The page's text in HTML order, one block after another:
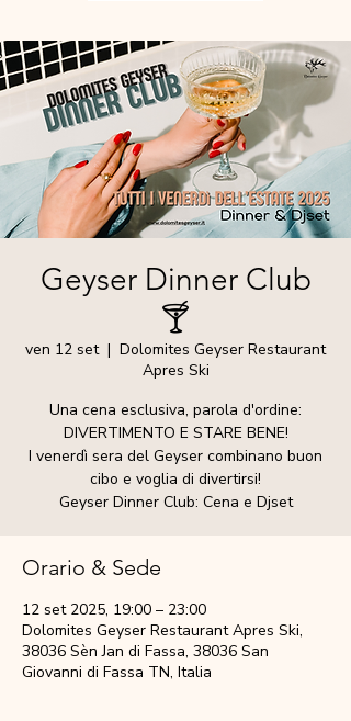
Geyser Dinner Club
🍸
ven 12 set
  |
Dolomites Geyser Restaurant
Apres Ski
Una cena esclusiva, parola d'ordine:
DIVERTIMENTO E STARE BENE!
I venerdì sera del Geyser combinano buon
cibo e voglia di divertirsi!
Geyser Dinner Club: Cena e Djset
Orario & Sede
12 set 2025, 19:00 – 23:00
Dolomites Geyser Restaurant Apres Ski,
38036 Sèn Jan di Fassa, 38036 San
Giovanni di Fassa TN, Italia